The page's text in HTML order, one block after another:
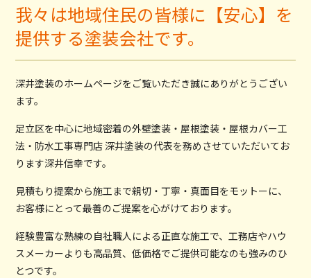
我々は地域住民の皆様に【安心】を
提供する塗装会社です。
深井塗装のホームページをご覧いただき誠にありがとうござい
ます。
足立区を中心に地域密着の外壁塗装・屋根塗装・屋根カバー工
法・防水工事専門店 深井塗装の代表を務めさせていただいてお
ります深井信幸です。
見積もり提案から施工まで親切・丁寧・真面目をモットーに、
お客様にとって最善のご提案を心がけております。
経験豊富な熟練の自社職人による正直な施工で、工務店やハウ
スメーカーよりも高品質、低価格でご提供可能なのも強みのひ
とつです。